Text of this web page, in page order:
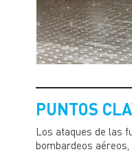
PUNTOS
Los ataques de las
bombardeos